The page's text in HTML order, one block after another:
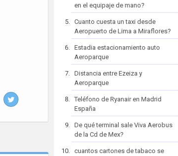
en el equipaje de mano?
Cuanto cuesta un taxi desde
Aeropuerto de Lima a Miraflores?
Estadia estacionamiento auto
Aeroparque
Distancia entre Ezeiza y
Aeroparque
Teléfono de Ryanair en Madrid
España
De qué terminal sale Viva Aerobus
de la Cd de Mex?
cuantos cartones de tabaco se